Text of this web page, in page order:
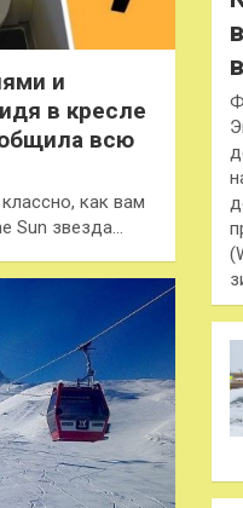
и
в кресле
всю
как вам
Sun звезда…